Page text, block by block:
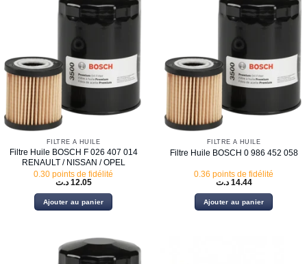
FILTRE À HUILE
Filtre Huile BOSCH F 026 407 014
RENAULT / NISSAN / OPEL
0.30 points de fidélité
12.05 د.ت
Ajouter au panier
FILTRE À HUILE
Filtre Huile BOSCH 0 986 452 058
0.36 points de fidélité
14.44 د.ت
Ajouter au panier